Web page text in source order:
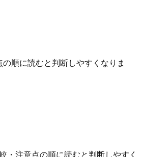
順に読むと判断しやすくなりま
・注意点の順に読むと判断しやすく